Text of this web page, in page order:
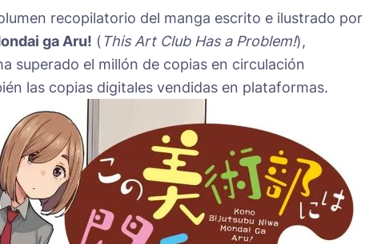
recopilatorio del manga escrito e ilustrado por
ga Aru! ( This Art Club Has a Problem!),
superado el millón de copias en circulación
las copias digitales vendidas en plataformas.